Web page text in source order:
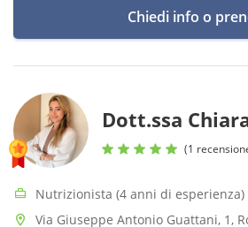
Chiedi info o
Dott.ssa
(1
Nutrizionista (4 anni di esperienza)
Via Giuseppe Antonio Guattani, 1,